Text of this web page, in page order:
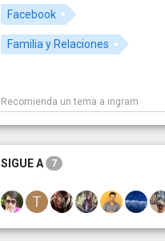
Facebook
Familia y Relaciones
SIGUE A 7